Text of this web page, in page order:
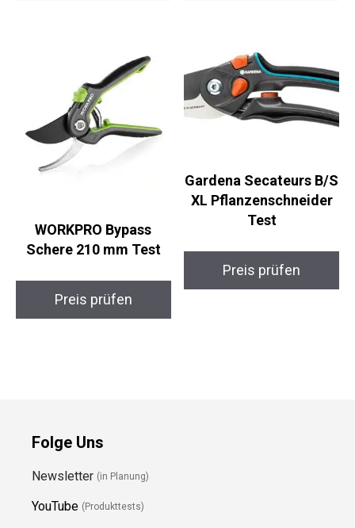
WORKPRO Bypass
Schere 210 mm Test
Preis prüfen
Gardena Secateurs B/S
XL Pflanzenschneider
Test
Preis prüfen
Folge Uns
Newsletter (in Planung)
YouTube (Produkttests)